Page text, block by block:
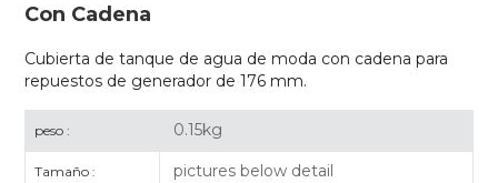
Con Cadena
Cubierta de tanque de agua de moda con cadena para
repuestos de generador de 176 mm.
peso : 0.15kg
Tamaño : pictures below detail